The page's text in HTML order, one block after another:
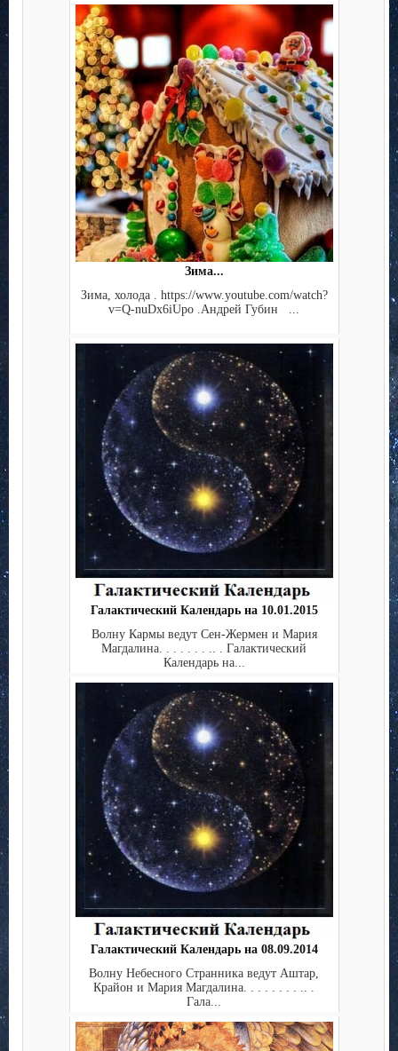
Зима...
Зима, холода . https://www.youtube.com/watch?
v=Q-nuDx6iUpo .Андрей Губин ...
Галактический Календарь на 10.01.2015
Волну Кармы ведут Сен-Жермен и Мария
Магдалина. . . . . . . .. . Галактический
Календарь на...
Галактический Календарь на 08.09.2014
Волну Небесного Странника ведут Аштар,
Крайон и Мария Магдалина. . . . . . . . .. .
Гала...